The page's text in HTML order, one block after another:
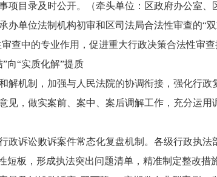
目录及时公开。（牵头单位：区政府办公室、
单位法制机构初审和区司法局合法性审查的“
查中的专业作用，促进重大行政决策合法性审
“实质化解”提质
机制，加强与人民法院的协调衔接，强化行政
见，做实案前、案中、案后调解工作，充分运
诉讼败诉案件常态化复盘机制。各级行政执法
短板，形成执法突出问题清单，精准制定整改